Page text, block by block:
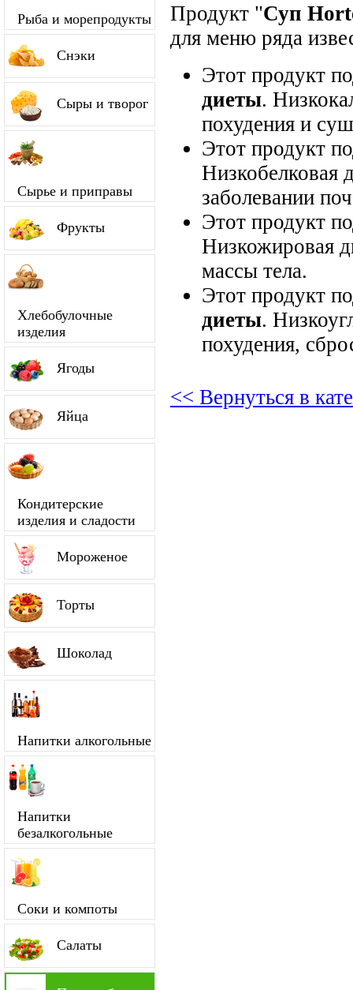
Рыба и морепродукты
Снэки
Сыры и творог
Сырье и приправы
Фрукты
Хлебобулочные
изделия
Ягоды
Яйца
Кондитерские
изделия и сладости
Мороженое
Торты
Шоколад
Напитки алкогольные
Напитки
безалкогольные
Соки и компоты
Салаты
Продукт "Суп
для меню ряда
Этот продукт
диеты.
похудения и
Этот продукт
Низкобелковая
заболевании
Этот продукт
Низкожировая
массы тела.
Этот продукт
диеты.
похудения,
<< Вернуться в